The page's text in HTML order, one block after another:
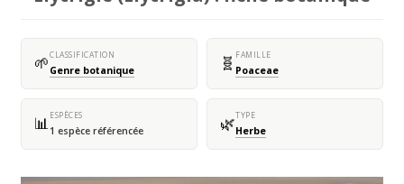
🌱CLASSIFICATION
Genre botanique 🧬 FAMILLE
Poaceae
📊ESPÈCES
1 espèce référencée 🌿TYPE
Herbe